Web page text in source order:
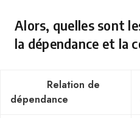
Alors, quelles sont
la dépendance et la
Relation de
dépendance